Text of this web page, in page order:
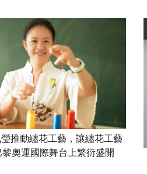
推動纏花工藝，讓纏花工藝
奧運國際舞台上繁衍盛開